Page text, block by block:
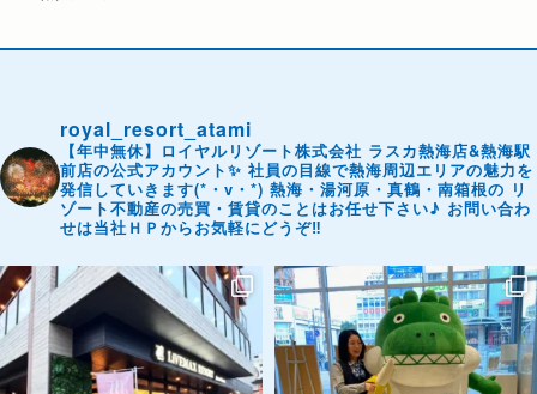
royal_resort_atami
【年中無休】ロイヤルリゾート株式会社 ラスカ熱海店&熱海駅
前店の公式アカウント✨ 社員の目線で熱海周辺エリアの魅力を
発信していきます(*・v・*) 熱海・湯河原・真鶴・南箱根の リ
ゾート不動産の売買・賃貸のことはお任せ下さい♪ お問い合わ
せは当社ＨＰからお気軽にどうぞ‼️